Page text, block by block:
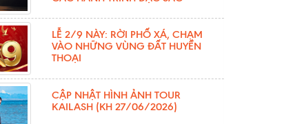
LỄ 2/9 NÀY: RỜI PHỐ XÁ, CHẠM
VÀO NHỮNG VÙNG ĐẤT HUYỀN
THOẠI
CẬP NHẬT HÌNH ẢNH TOUR
KAILASH (KH 27/06/2026)